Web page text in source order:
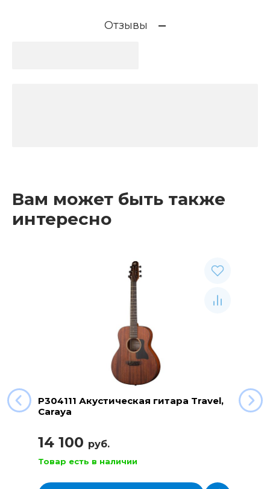
Отзывы
Вам может быть также
интересно
P304111 Акустическая гитара Travel,
Caraya
14 100 руб.
Товар есть в наличии